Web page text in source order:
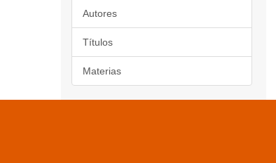
Autores
Títulos
Materias